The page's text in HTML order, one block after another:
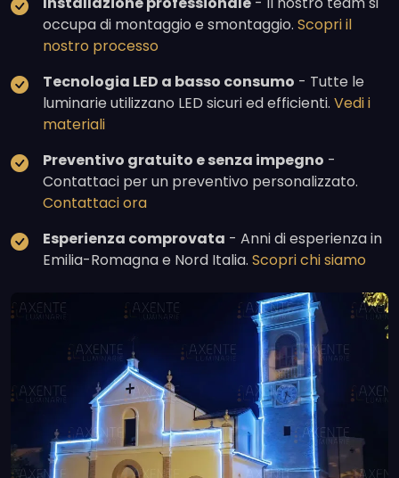
occupa di montaggio e smontaggio. Scopri il
nostro processo
Tecnologia LED a basso consumo - Tutte le
luminarie utilizzano LED sicuri ed efficienti. Vedi i
materiali
Preventivo gratuito e senza impegno -
Contattaci per un preventivo personalizzato.
Contattaci ora
Esperienza comprovata - Anni di esperienza in
Emilia-Romagna e Nord Italia. Scopri chi siamo